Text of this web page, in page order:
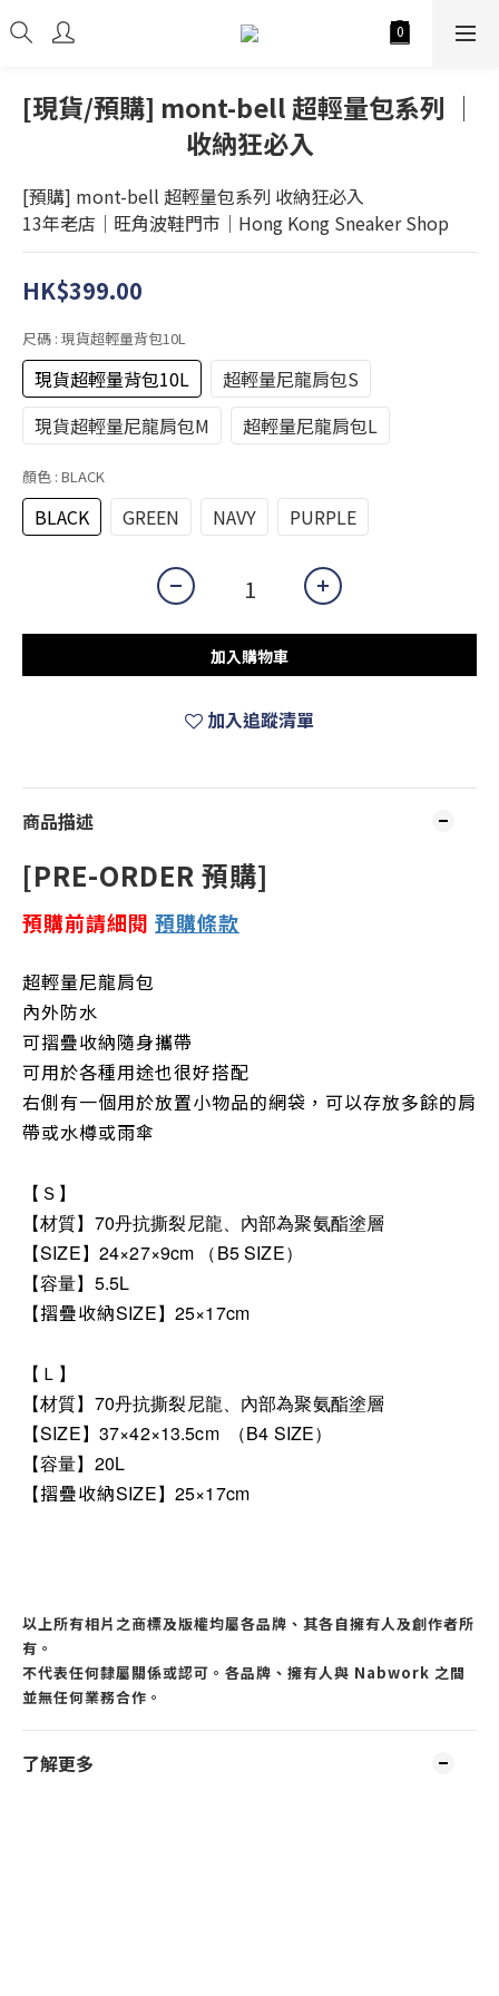
[現貨/預購] mont-bell 超輕量包系列 │
收納狂必入
[預購] mont-bell 超輕量包系列 收納狂必入
13年老店│旺角波鞋門市│Hong Kong Sneaker Shop
HK$399.00
尺碼 : 現貨超輕量背包10L
現貨超輕量背包10L
超輕量尼龍肩包S
現貨超輕量尼龍肩包M
超輕量尼龍肩包L
顏色 : BLACK
BLACK GREEN NAVY PURPLE
加入購物車
加入追蹤清單
商品描述
[PRE-ORDER 預購]
預購前請細閱 預購條款
超輕量尼龍肩包
內外防水
可摺疊收納隨身攜帶
可用於各種用途也很好搭配
右側有一個用於放置小物品的網袋，可以存放多餘的肩
帶或水樽或雨傘
【Ｓ】
【材質】70丹抗撕裂尼龍、內部為聚氨酯塗層
【SIZE】24×27×9cm （B5 SIZE）
【容量】5.5L
【摺疊收納SIZE】25×17cm
【Ｌ】
【材質】 70丹抗撕裂尼龍、內部為聚氨酯塗層
【SIZE】 37×42×13.5cm
（B4 SIZE）
【容量】20L
【摺疊收納SIZE】25×17cm
以上所有相片之商標及版權均屬各品牌、其各自擁有人及創作者所
有。
不代表任何隸屬關係或認可。各品牌、擁有人與 Nabwork 之間
並無任何業務合作。
了解更多